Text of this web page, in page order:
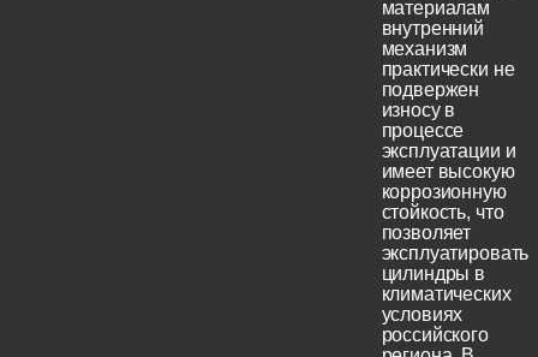
материалам
внутренний
механизм
практически не
подвержен
износу в
процессе
эксплуатации и
имеет высокую
коррозионную
стойкость, что
позволяет
эксплуатировать
цилиндры в
климатических
условиях
российского